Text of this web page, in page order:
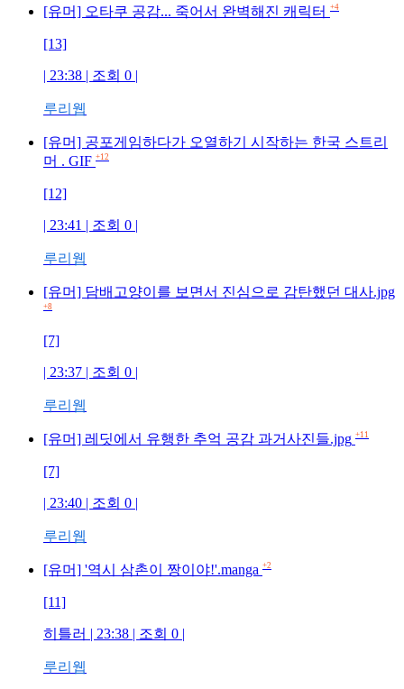
[유머] 오타쿠 공감... 죽어서 완벽해진 캐릭터 +4
[13]
| 23:38 | 조회 0 |
루리웹
[유머] 공포게임하다가 오열하기 시작하는 한국 스트리
머 . GIF +12
[12]
| 23:41 | 조회 0 |
루리웹
[유머] 담배고양이를 보면서 진심으로 감탄했던 대사.jpg
+8
[7]
| 23:37 | 조회 0 |
루리웹
[유머] 레딧에서 유행한 추억 공감 과거사진들.jpg +11
[7]
| 23:40 | 조회 0 |
루리웹
[유머] '역시 삼촌이 짱이야!'.manga +2
[11]
히틀러 | 23:38 | 조회 0 |
루리웹